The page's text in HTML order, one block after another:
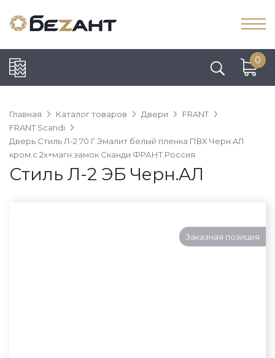
0
Главная Каталог товаров Двери
FRANT
FRANT Scandi
Дверь Стиль Л-2 70 Г Эмалит белый пленка ПВХ Черн.AЛ
кром.c 2х+магн.замок Сканди ФРАНТ Россия
Стиль Л-2 ЭБ Черн.AЛ
Заказная позиция